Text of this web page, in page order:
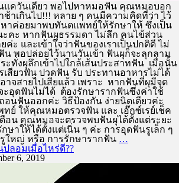
นแควันเดียว พอไปหาหมอฟัน คุณหมอบอก
าเกินไป!!! หลาย ๆ คนมีความคิดที่ว่า ไว้
ค่อยมาพบทันตแพทย์ให้รักษาให้ ซึ่งเป็น
คะ หากฟันผุธรรมดา ไม่ลึก คนไข้ส่วน
ค่ะ และเข้าใจว่าฟันของเราเป็นปกติดี ไม่
น พอปล่อยไว้นานวันเข้า ฟันผุก็จะลุกลาม
ะทั่งผุลึกเข้าไปใกล้เส้นประสาทฟัน เมื่อนั้น
เสียวฟัน ปวดฟัน รับ ประทานอาหารไม่ได้
จสายไปเสียแล้ว เพราะ หากฟันที่ผุมีจุด
ะอุดฟันไม่ได้ ต้องรักษารากฟันซึ่งค่าใช้
อนฟันออกค่ะ วิธีป้องกัน ง่ายนิดเดียวค่ะ
ทย์ ให้คุณหมอตรวจฟัน และ เอ๊กซ์เรย์เช็ค
ดือน คุณหมอจะตรวจพบฟันผุได้ตั้งแต่ระยะ
ษาให้ได้ตั้งแต่เนิ่น ๆ ค่ะ การอุดฟันรูเล็ก ๆ
ใหญ่ หรือ การรักษารากฟัน …
ลอมเมื่อไหร่ดี??
6, 2019